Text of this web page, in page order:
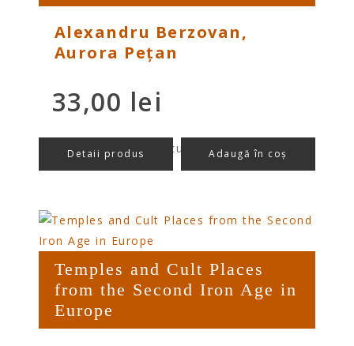
Alexandru Berzovan,
Aurora Pețan
33,00 lei
preț/buc cu TVA
Detaii produs Adaugă în coș
Temples and Cult Places
from the Second Iron Age in
Europe